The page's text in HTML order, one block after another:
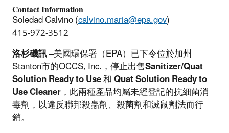
Contact Information
Soledad Calvino (calvino.maria@epa.gov)
415-972-3512
洛杉磯訊–美國環保署（EPA）已下令位於加州
Stanton市的OCCS, Inc.，停止出售Sanitizer/Quat
Solution Ready to Use和Quat Solution Ready to
Use Cleaner，此兩種產品均屬未經登記的抗細菌消
毒劑，以違反聯邦殺蟲劑、殺菌劑和滅鼠劑法而行
銷。